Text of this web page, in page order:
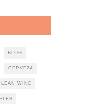
BLOG
CERVEZA
WINE